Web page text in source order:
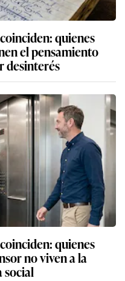
quienes
el pensamiento
desinterés
quienes
no viven a la
social